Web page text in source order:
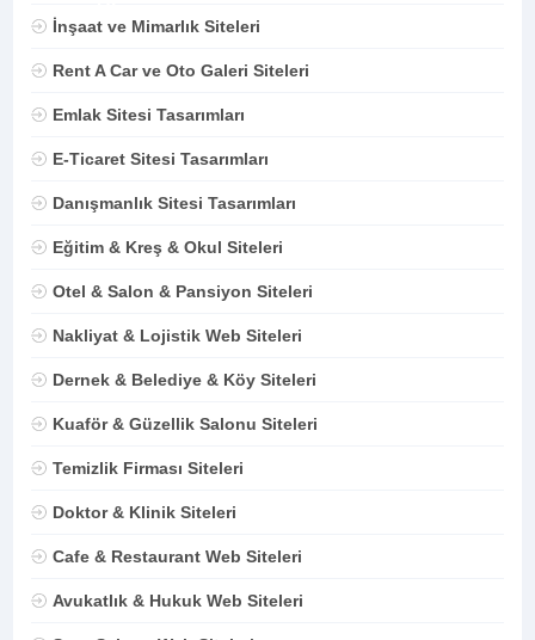
İnşaat ve Mimarlık Siteleri
Rent A Car ve Oto Galeri Siteleri
Emlak Sitesi Tasarımları
E-Ticaret Sitesi Tasarımları
Danışmanlık Sitesi Tasarımları
Eğitim & Kreş & Okul Siteleri
Otel & Salon & Pansiyon Siteleri
Nakliyat & Lojistik Web Siteleri
Dernek & Belediye & Köy Siteleri
Kuaför & Güzellik Salonu Siteleri
Temizlik Firması Siteleri
Doktor & Klinik Siteleri
Cafe & Restaurant Web Siteleri
Avukatlık & Hukuk Web Siteleri